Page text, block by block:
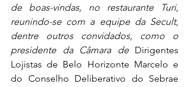
de boas-vindas, no restaurante Turi,
reunindo-se com a equipe da Secult,
dentre outros convidados, como o
presidente da Câmara de Dirigentes
Lojistas de Belo Horizonte Marcelo e
do Conselho Deliberativo do Sebrae